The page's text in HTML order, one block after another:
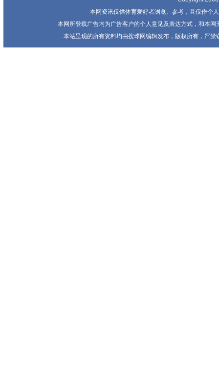
本网资讯仅供体育爱好者浏览、参考，且仅作个
本网所登载广告均为广告客户的个人意见及表达方式，和本
本站呈现的所有资料均由搜球网编辑发布，版权所有，严